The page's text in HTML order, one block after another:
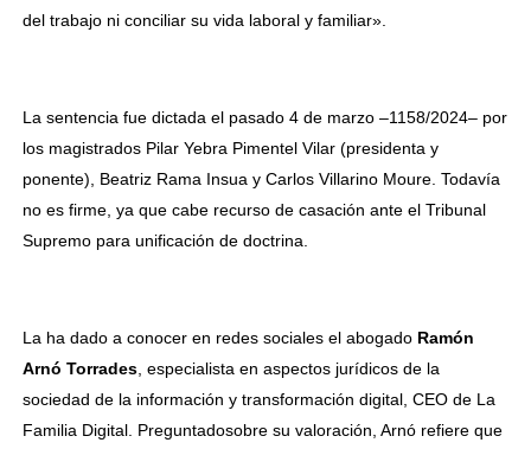
del trabajo ni conciliar su vida laboral y familiar».
La sentencia fue dictada el pasado 4 de marzo –1158/2024– por
los magistrados Pilar Yebra Pimentel Vilar (presidenta y
ponente), Beatriz Rama Insua y Carlos Villarino Moure. Todavía
no es firme, ya que cabe recurso de casación ante el Tribunal
Supremo para unificación de doctrina.
La ha dado a conocer en redes sociales el abogado Ramón
Arnó Torrades, especialista en aspectos jurídicos de la
sociedad de la información y transformación digital, CEO de La
Familia Digital. Preguntadosobre su valoración, Arnó refiere que